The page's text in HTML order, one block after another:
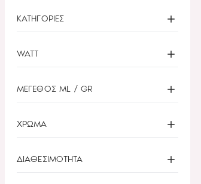
ΚΑΤΗΓΟΡΙΕΣ
WATT
ΜΕΓΕΘΟΣ ML / GR
ΧΡΩΜΑ
ΔΙΑΘΕΣΙΜΟΤΗΤΑ